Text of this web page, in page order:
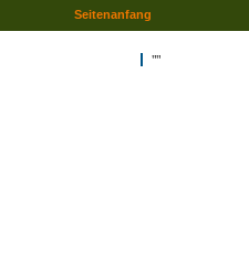
""
Seitenanfang